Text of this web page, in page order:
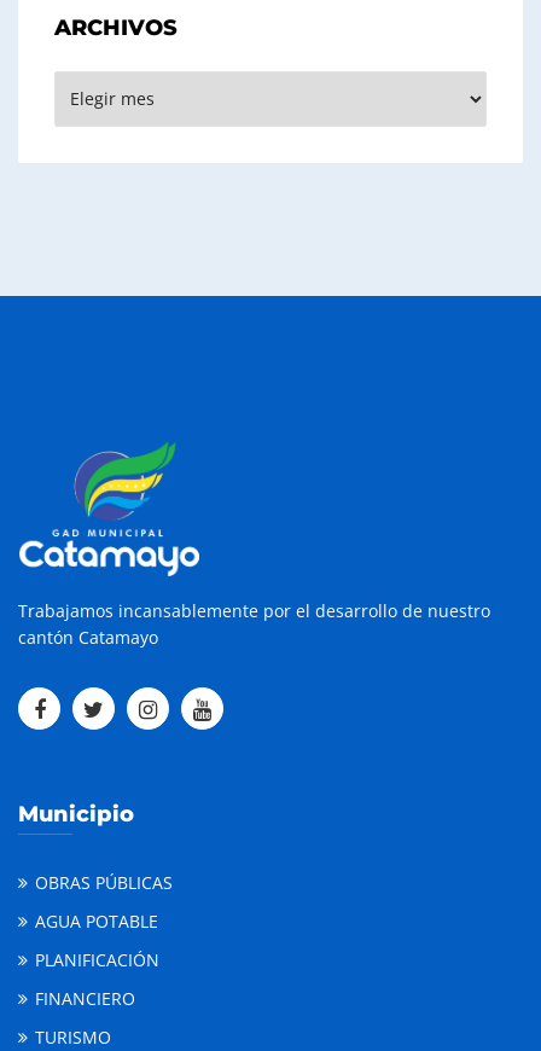
ARCHIVOS
Trabajamos incansablemente por el desarrollo de nuestro
cantón Catamayo
Municipio
OBRAS PÚBLICAS
AGUA POTABLE
PLANIFICACIÓN
FINANCIERO
TURISMO